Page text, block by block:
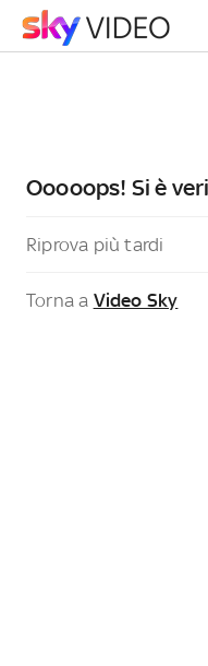
Ooooops! Si è
Riprova più tardi
Torna a Video Sky